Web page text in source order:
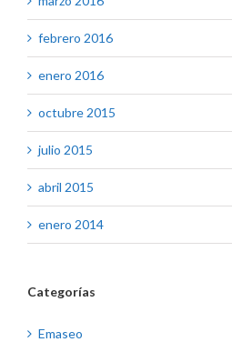
febrero 2016
enero 2016
octubre 2015
julio 2015
abril 2015
enero 2014
Categorías
Emaseo